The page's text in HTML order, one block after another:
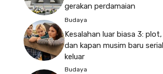
gerakan perdamaian
Budaya
Kesalahan luar biasa 3:
dan kapan musim baru
keluar
Budaya